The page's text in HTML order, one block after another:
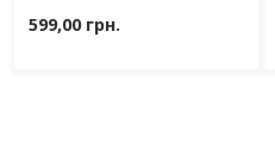
599,00 грн.